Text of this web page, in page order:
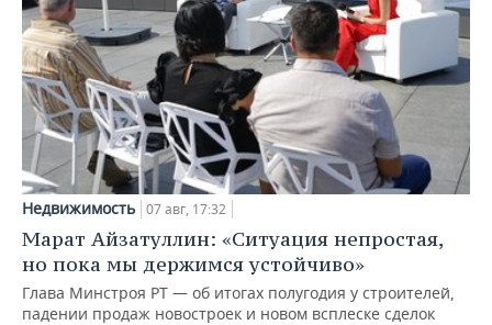
Недвижимость 07 авг, 17:32
Марат Айзатуллин: «Ситуация непростая,
но пока мы держимся устойчиво»
Глава Минстроя РТ — об итогах полугодия у строителей,
падении продаж новостроек и новом всплеске сделок